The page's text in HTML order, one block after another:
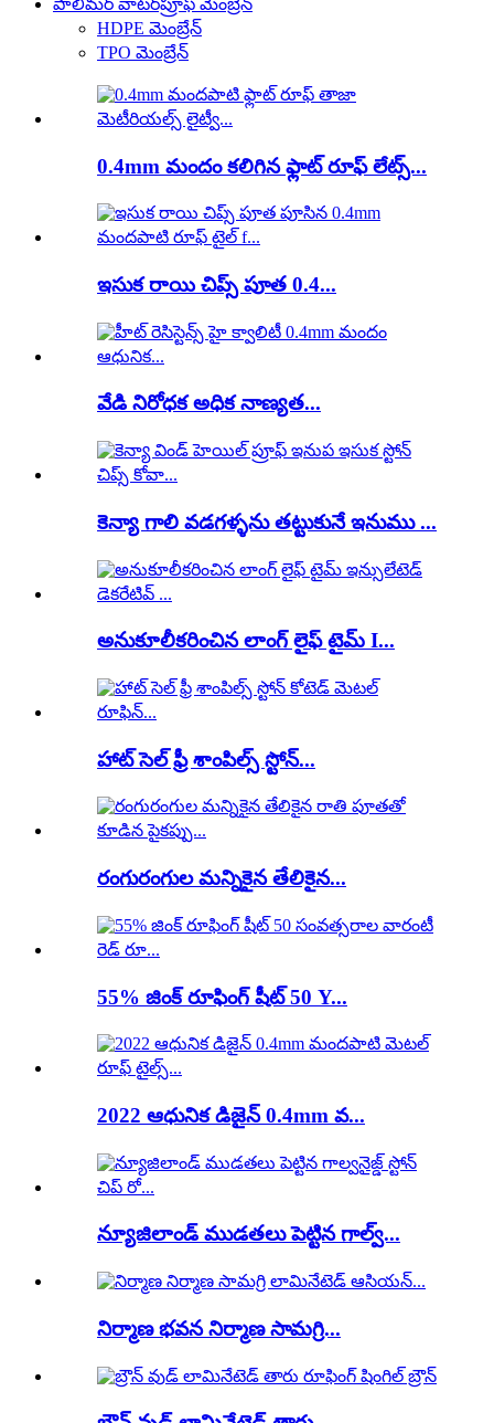
HDPE మెంబ్రేన్
TPO మెంబ్రేన్
0.4mm మందం కలిగిన ఫ్లాట్ రూఫ్ లేట్స్...
ఇసుక రాయి చిప్స్ పూత 0.4...
వేడి నిరోధక అధిక నాణ్యత...
కెన్యా గాలి వడగళ్ళను తట్టుకునే ఇనుము ...
అనుకూలీకరించిన లాంగ్ లైఫ్ టైమ్ I...
హాట్ సెల్ ఫ్రీ శాంపిల్స్ స్టోన్...
రంగురంగుల మన్నికైన తేలికైన...
55% జింక్ రూఫింగ్ షీట్ 50 Y...
2022 ఆధునిక డిజైన్ 0.4mm వ...
న్యూజిలాండ్ ముడతలు పెట్టిన గాల్వ్...
నిర్మాణ భవన నిర్మాణ సామగ్రి...